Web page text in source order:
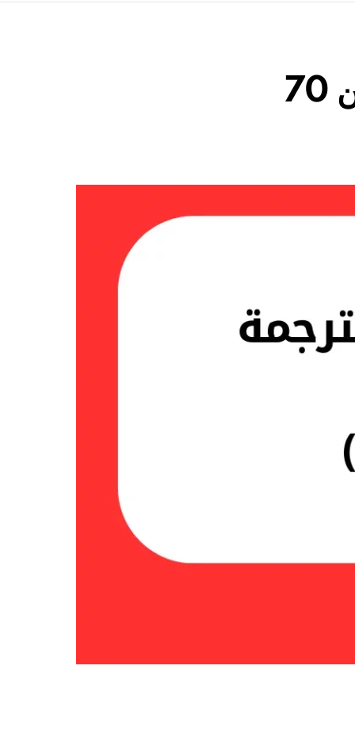
عبارات انجليزية قصيرة مترجمة ( أكثر من 70